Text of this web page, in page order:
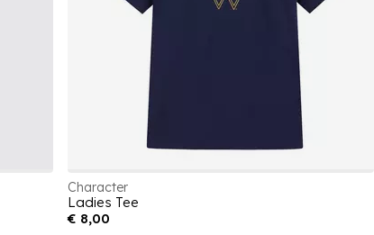
Character
Ladies Tee
€ 8,00